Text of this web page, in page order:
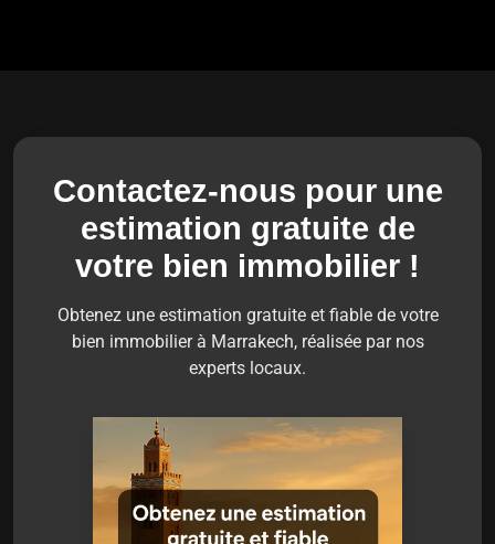
Contactez-nous pour une
estimation gratuite de
votre bien immobilier !
Obtenez une estimation gratuite et fiable de votre
bien immobilier à Marrakech, réalisée par nos
experts locaux.